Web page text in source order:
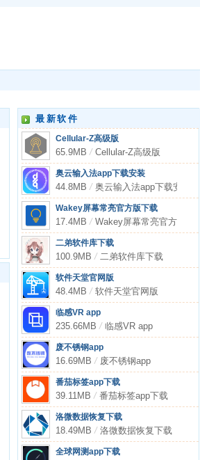
最新软件
Cellular-Z高级版
65.9MB/ Cellular-Z高级版
奥云输入法app下载安装
44.8MB/ 奥云输入法app下载安装
Wakey屏幕常亮官方版下载
17.4MB/ Wakey屏幕常亮官方版下载
二弟软件库下载
100.9MB/ 二弟软件库下载
软件天堂官网版
48.4MB/ 软件天堂官网版
临感VR app
235.66MB/ 临感VR app
废不锈钢app
16.69MB/ 废不锈钢app
番茄标签app下载
39.11MB/ 番茄标签app下载
洛微数据恢复下载
18.49MB/ 洛微数据恢复下载
全球网测app下载